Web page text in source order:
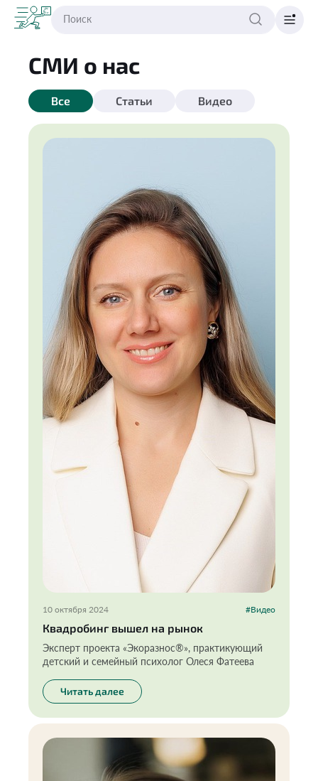
СМИ о нас
Все Статьи Видео
10 октября 2024 #Видео
Квадробинг вышел на рынок
Эксперт проекта «Экоразнос®️», практикующий
детский и семейный психолог Олеся Фатеева
Читать далее